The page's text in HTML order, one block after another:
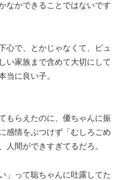
なかできることではないです
心で、とかじゃなくて、ピュ
い家族まで含めて大切にして
当に良い子。
もらえたのに、優ちゃんに振
感情をぶつけず「むしろごめ
人間ができすぎてるだろ。
」って聡ちゃんに吐露してた